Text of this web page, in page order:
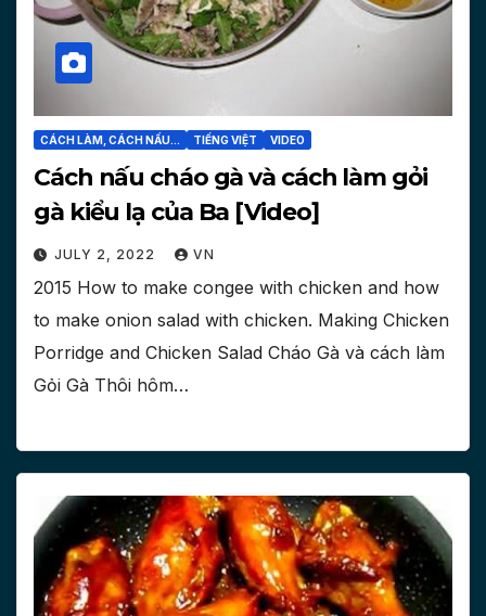
CÁCH LÀM, CÁCH NẤU... TIẾNG VIỆT VIDEO
Cách nấu cháo gà và cách làm gỏi
gà kiểu lạ của Ba [Video]
JULY 2, 2022 VN
2015 How to make congee with chicken and how
to make onion salad with chicken. Making Chicken
Porridge and Chicken Salad Cháo Gà và cách làm
Gỏi Gà Thôi hôm…